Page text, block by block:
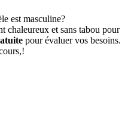
est masculine?
chaleureux et sans tabou pour
pour évaluer vos besoins.